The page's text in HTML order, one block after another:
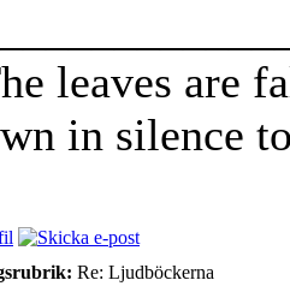
leaves are
in silence
Re: Ljudböckerna